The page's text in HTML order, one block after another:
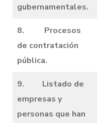
gubernamentales.
8. Procesos
de contratación
pública.
9. Listado de
empresas y
personas que han